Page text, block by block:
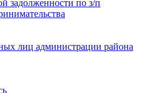
задолженности по з/п
лиц администрации района